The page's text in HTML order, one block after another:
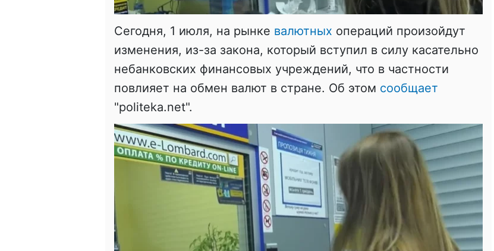
Сегодня, 1 июля, на рынке валютных операций произойдут
изменения, из-за закона, который вступил в силу касательно
небанковских финансовых учреждений, что в частности
повлияет на обмен валют в стране. Об этом сообщает
"politeka.net".